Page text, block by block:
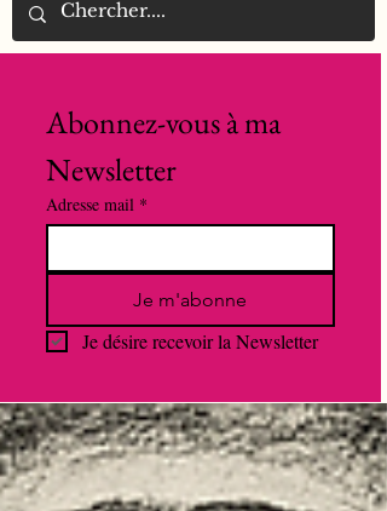
Abonnez-vous à ma
Newsletter
Adresse mail *
Je m'abonne
Je désire recevoir la Newsletter